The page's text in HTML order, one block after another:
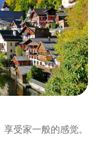
受家一般的感觉。